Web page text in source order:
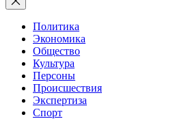
Политика
Экономика
Общество
Культура
Персоны
Происшествия
Экспертиза
Спорт